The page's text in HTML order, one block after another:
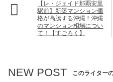
【レ・ジェイド那覇安里
駅前】新築マンション価
格が高騰する沖縄！沖縄
のマンション相場につい
て！【すごろく】
NEW POST このライター